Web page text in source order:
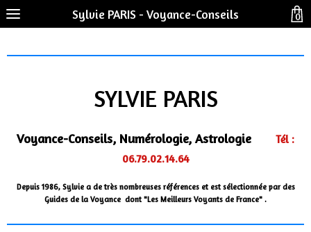
Sylvie PARIS - Voyance-Conseils
SYLVIE PARIS
Voyance-Conseils, Numérologie, Astrologie
Tél :
06.79.02.14.64
Depuis 1986, Sylvie a de très nombreuses références et est sélectionnée par des
Guides de la Voyance dont "Les Meilleurs Voyants de France" .
0